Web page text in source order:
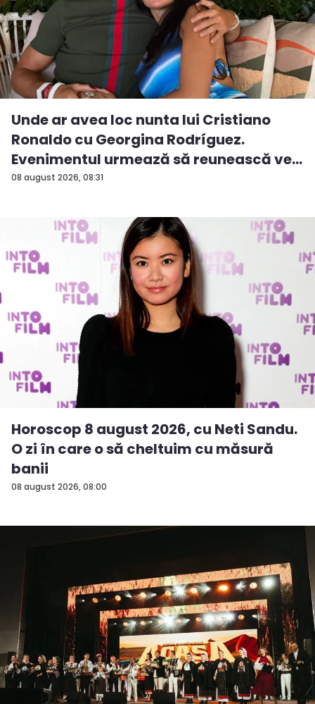
08 august 2026, 08:31
Unde ar avea loc nunta lui Cristiano
Ronaldo cu Georgina Rodríguez.
Evenimentul urmează să reunească ve...
08 august 2026, 08:00
Horoscop 8 august 2026, cu Neti Sandu.
O zi în care o să cheltuim cu măsură
banii